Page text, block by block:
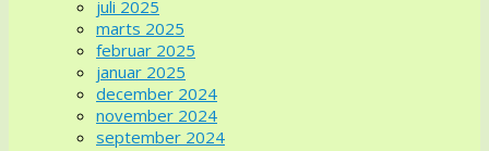
juli 2025
marts 2025
februar 2025
januar 2025
december 2024
november 2024
september 2024